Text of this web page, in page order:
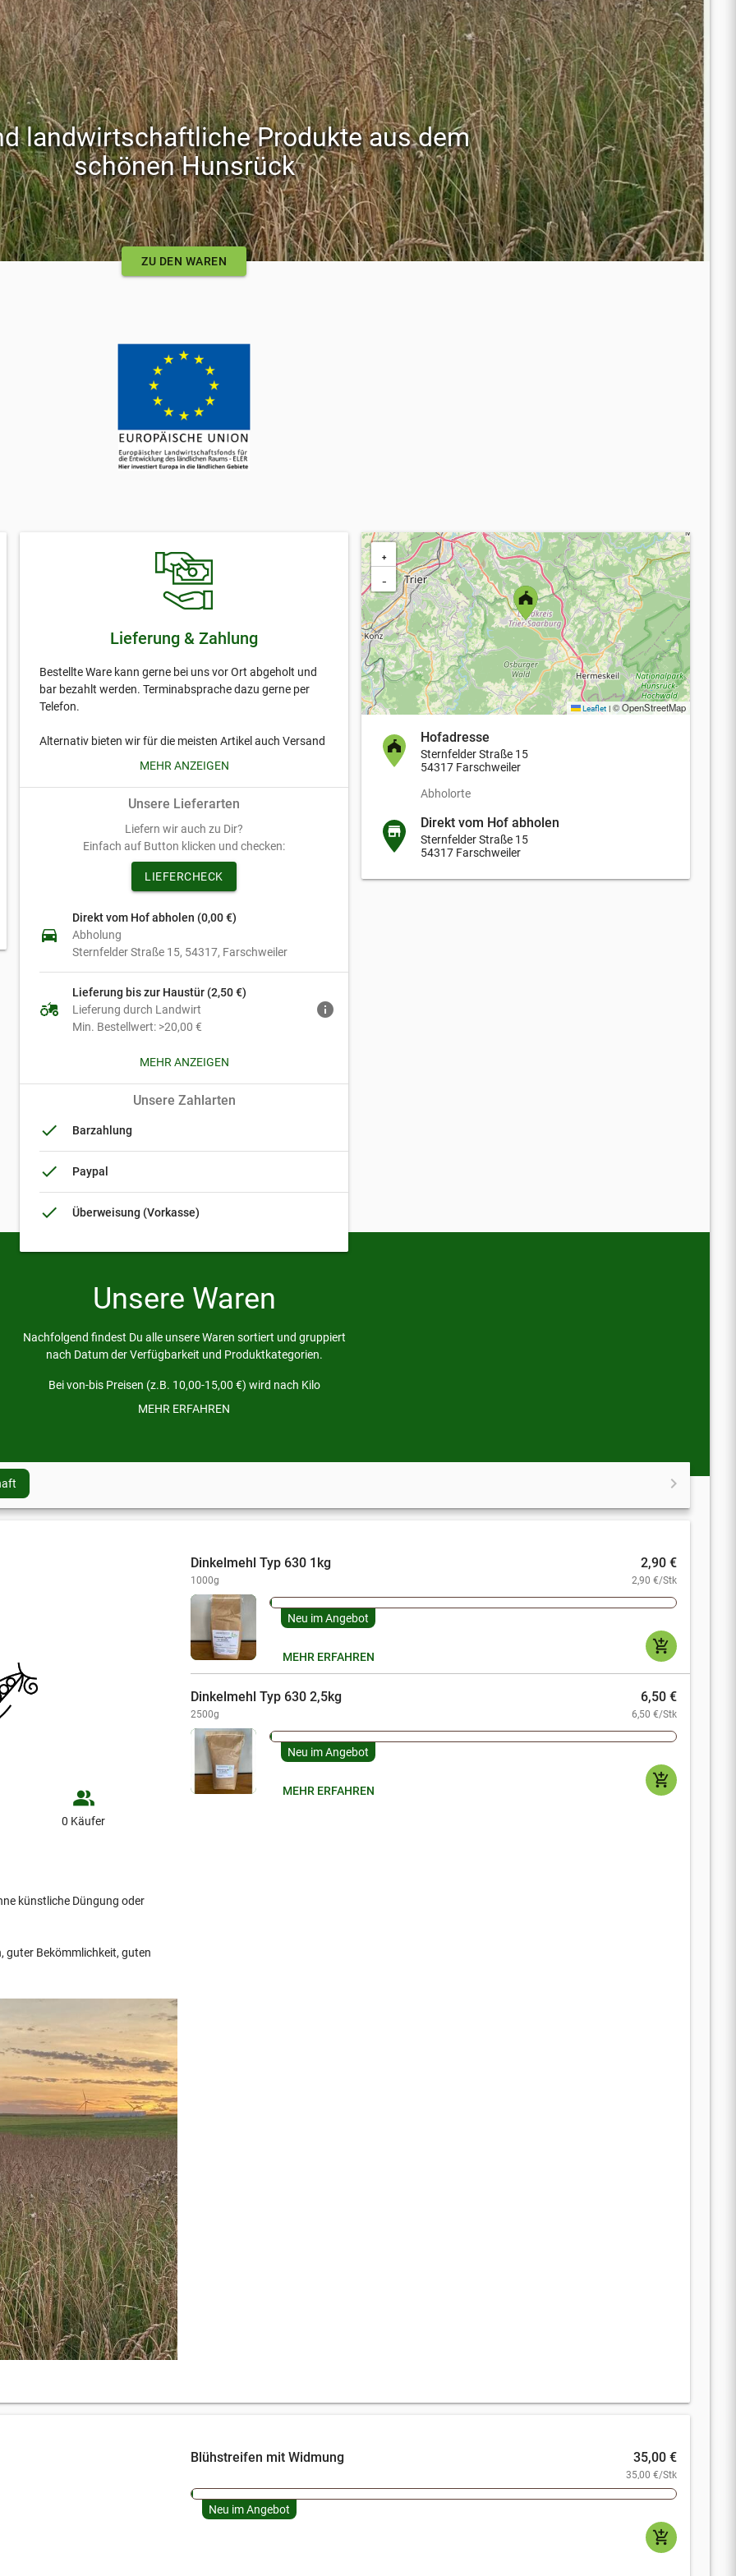
landwirtschaftliche Produkte aus dem
schönen Hunsrück
ZU DEN WAREN
Lieferung & Zahlung
Bestellte Ware kann gerne bei uns vor Ort abgeholt und
bar bezahlt werden. Terminabsprache dazu gerne per
Telefon.
Alternativ bieten wir für die meisten Artikel auch Versand
Ab einem Mindestbestellwert von 20€ liefern wir gerne
bis zur Haustür im angegebenen PLZ Bereich
Nach Absprache ggfs. auch in andere PLZ Gebiete
MEHR ANZEIGEN
Unsere Lieferarten
Liefern wir auch zu Dir?
Einfach auf Button klicken und checken:
LIEFERCHECK
directions_car
Direkt vom Hof abholen (0,00 €)
Abholung
Sternfelder Straße 15 54317 Farschweiler
agriculture
Lieferung bis zur Haustür (2,50 €)
Lieferung durch Landwirt
Min. Bestellwert: >20,00 €
info
local_shipping
Paketversand (6,50 €)
Paketversand
Min. Bestellwert: >25,00 €
MEHR ANZEIGEN
Unsere Zahlarten
done Barzahlung
done Paypal
done Überweisung (Vorkasse)
+
−
Leaflet | © OpenStreetMap
Hofadresse
Sternfelder Straße 15
54317 Farschweiler
Abholorte
Direkt vom Hof abholen
Sternfelder Straße 15
54317 Farschweiler
Unsere Waren
Nachfolgend findest Du alle unsere Waren sortiert und gruppiert
nach Datum der Verfügbarkeit und Produktkategorien.
Bei von-bis Preisen (z.B. 10,00-15,00 €) wird nach Kilo
abgerechnet und die tatsächliche Größe kann variieren, da es ein
Alle Preise inkl. MwSt., mehr Informationen zu den
MEHR ERFAHREN
chevron_right
people_alt
0 Käufer
künstliche Düngung oder
guter Bekömmlichkeit, guten
Dinkelmehl Typ 630 1kg 2,90 €
1000g 2,90 €/Stk
Neu im Angebot
add_shopping_cart
MEHR ERFAHREN
Dinkelmehl Typ 630 2,5kg 6,50 €
2500g 6,50 €/Stk
Neu im Angebot
add_shopping_cart
MEHR ERFAHREN
Blühstreifen mit Widmung 35,00 €
35,00 €/Stk
Neu im Angebot
add_shopping_cart